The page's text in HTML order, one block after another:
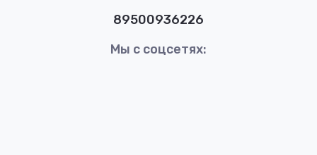
89500936226
Мы с соцсетях: